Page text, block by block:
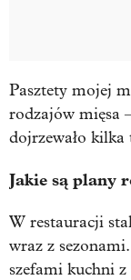
Pasztety mojej
rodzajów mięsa
dojrzewało kilka
Jakie są plany
W restauracji
wraz z
szefami kuchni z